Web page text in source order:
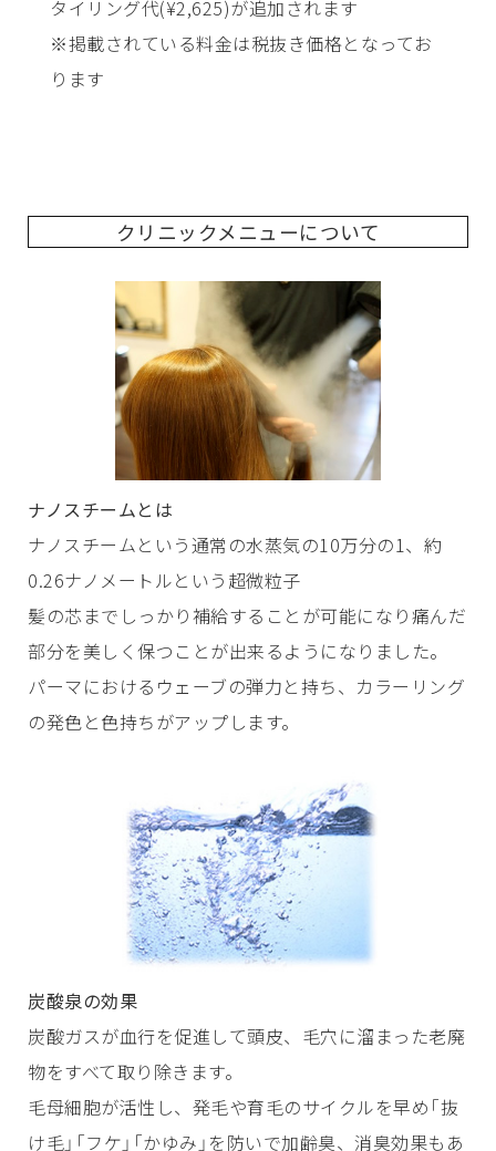
タイリング代(¥2,625)が追加されます
※掲載されている料金は税抜き価格となってお
ります
クリニックメニューについて
ナノスチームとは
ナノスチームという通常の水蒸気の10万分の1、約
0.26ナノメートルという超微粒子
髪の芯までしっかり補給することが可能になり痛んだ
部分を美しく保つことが出来るようになりました。
パーマにおけるウェーブの弾力と持ち、カラーリング
の発色と色持ちがアップします。
炭酸泉の効果
炭酸ガスが血行を促進して頭皮、毛穴に溜まった老廃
物をすべて取り除きます。
毛母細胞が活性し、発毛や育毛のサイクルを早め「抜
け毛」「フケ」「かゆみ」を防いで加齢臭、消臭効果もあ